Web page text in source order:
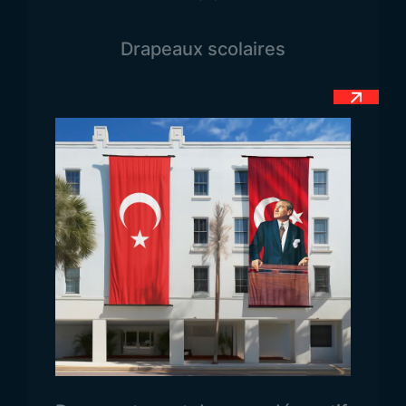
Le drapeau officiel du Pérou est composé de trois
bandes verticales égales : rouge, blanche et rouge.
Au centre du drapeau se trouve l’emblème officiel
du pays. La couleur rouge, comme dans de
nombreux autres drapeaux nationaux, symbolise
les luttes du Pérou au cours de son histoire ainsi
que le sang versé pendant ces périodes. La
couleur blanche représente, comme toujours, la
paix. Le drapeau officiel du Pérou est remarquable,
notamment parce que notre entreprise le fabrique
en tissu brillant, ce qui le rend visible même de
Drapeaux scolaires